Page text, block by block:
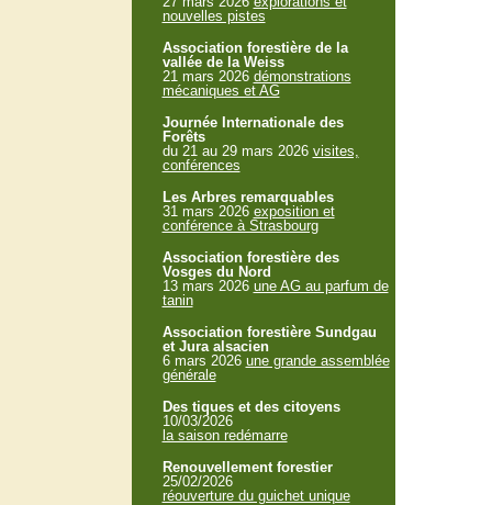
nouvelles pistes
Association forestière de la
vallée de la Weiss
21 mars 2026 démonstrations
mécaniques et AG
Journée Internationale des
Forêts
du 21 au 29 mars 2026 visites,
conférences
Les Arbres remarquables
31 mars 2026 exposition et
conférence à Strasbourg
Association forestière des
Vosges du Nord
13 mars 2026 une AG au parfum de
tanin
Association forestière Sundgau
et Jura alsacien
6 mars 2026 une grande assemblée
générale
Des tiques et des citoyens
10/03/2026
la saison redémarre
Renouvellement forestier
25/02/2026
réouverture du guichet unique